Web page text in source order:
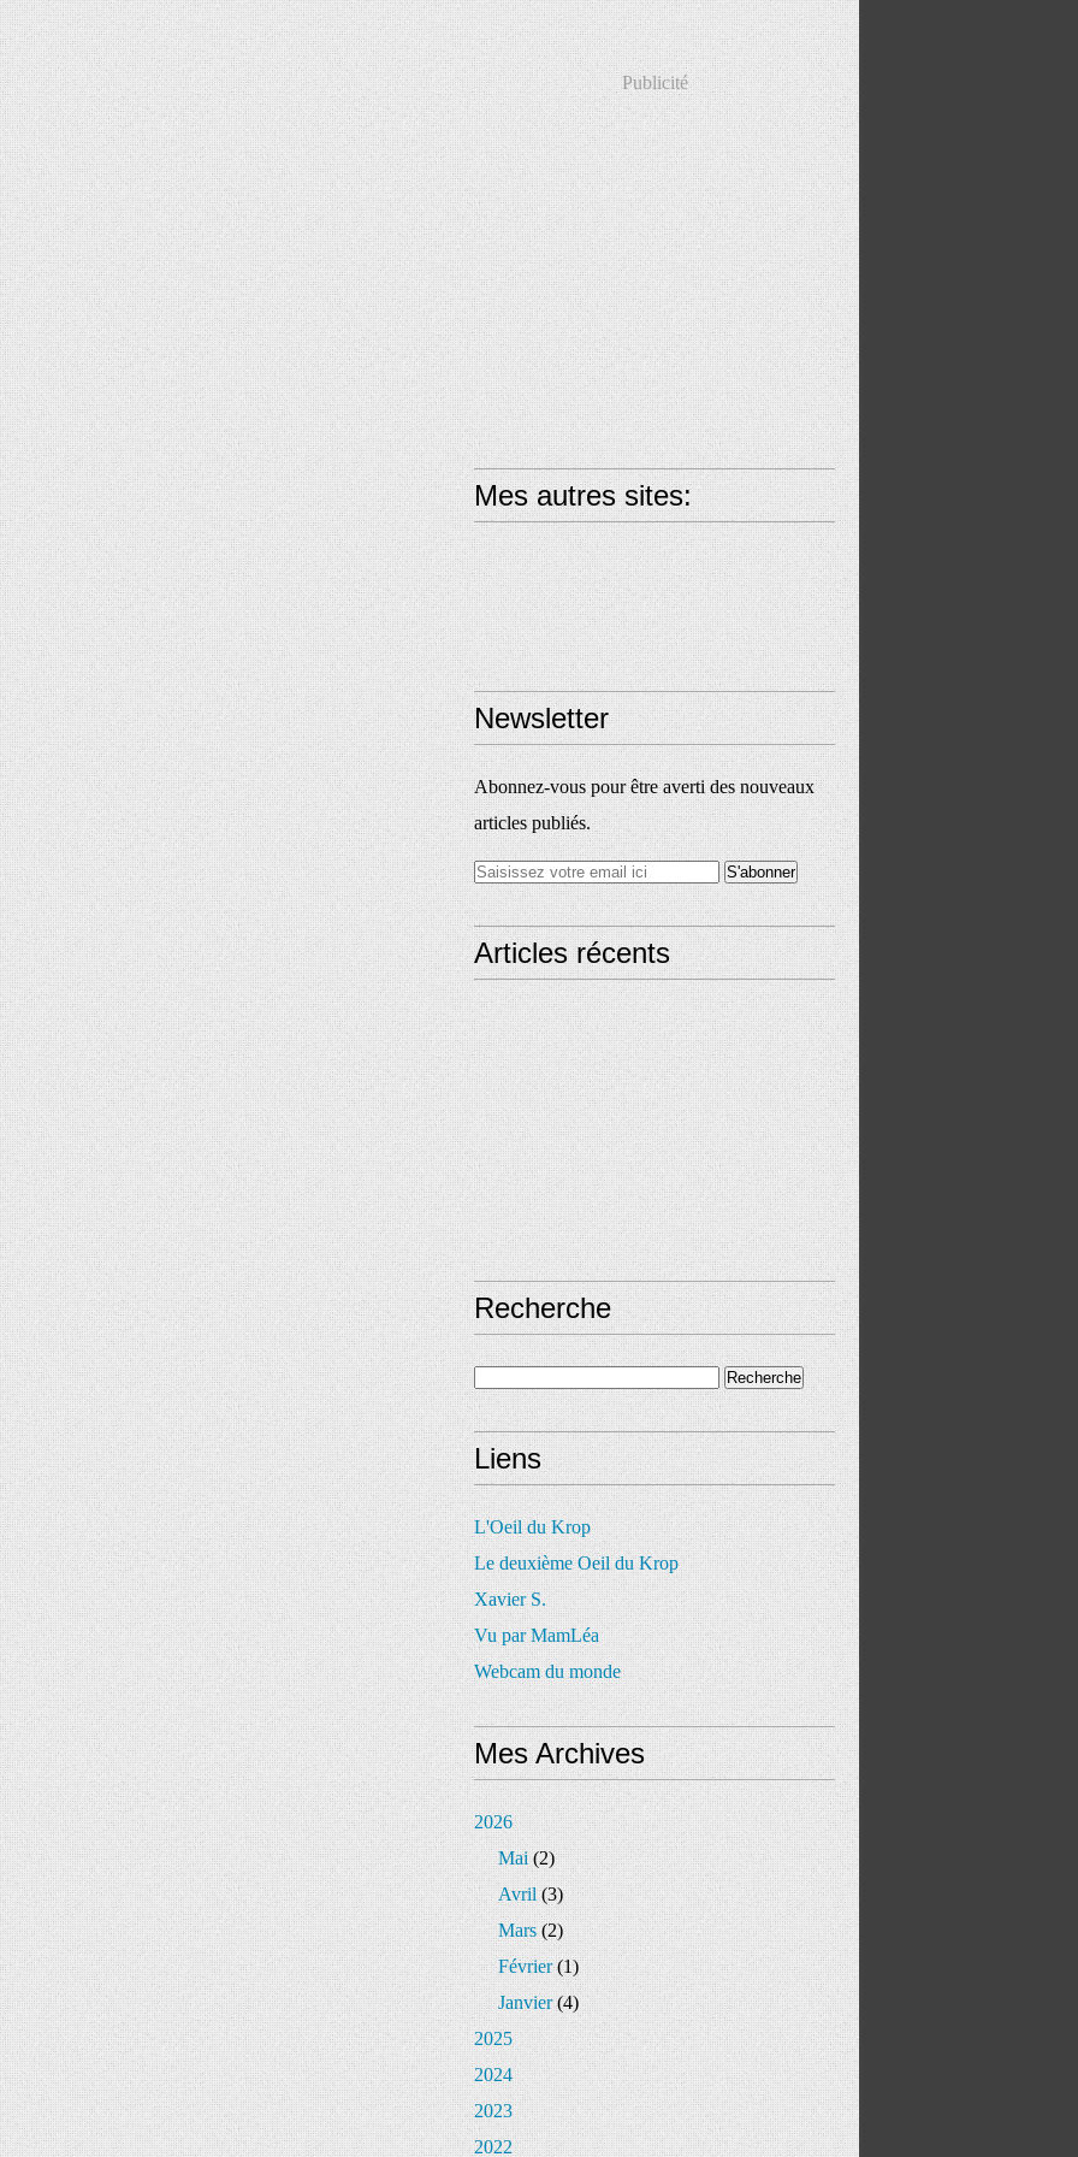
Publicité
Mes autres sites:
Newsletter
Abonnez-vous pour être averti des nouveaux
articles publiés.
Articles récents
Recherche
Liens
L'Oeil du Krop
Le deuxième Oeil du Krop
Xavier S.
Vu par MamLéa
Webcam du monde
Mes Archives
2026
Mai(2)
Avril(3)
Mars(2)
Février(1)
Janvier(4)
2025
2024
2023
2022